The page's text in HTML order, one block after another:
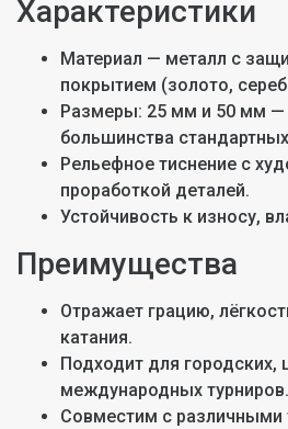
Характеристики
Материал — металл с
покрытием (золото,
Размеры: 25 мм и 50 мм —
большинства
Рельефное тиснение с
проработкой деталей.
Устойчивость к износу,
Преимущества
Отражает грацию,
катания.
Подходит для городских,
международных турниров.
Совместим с различными